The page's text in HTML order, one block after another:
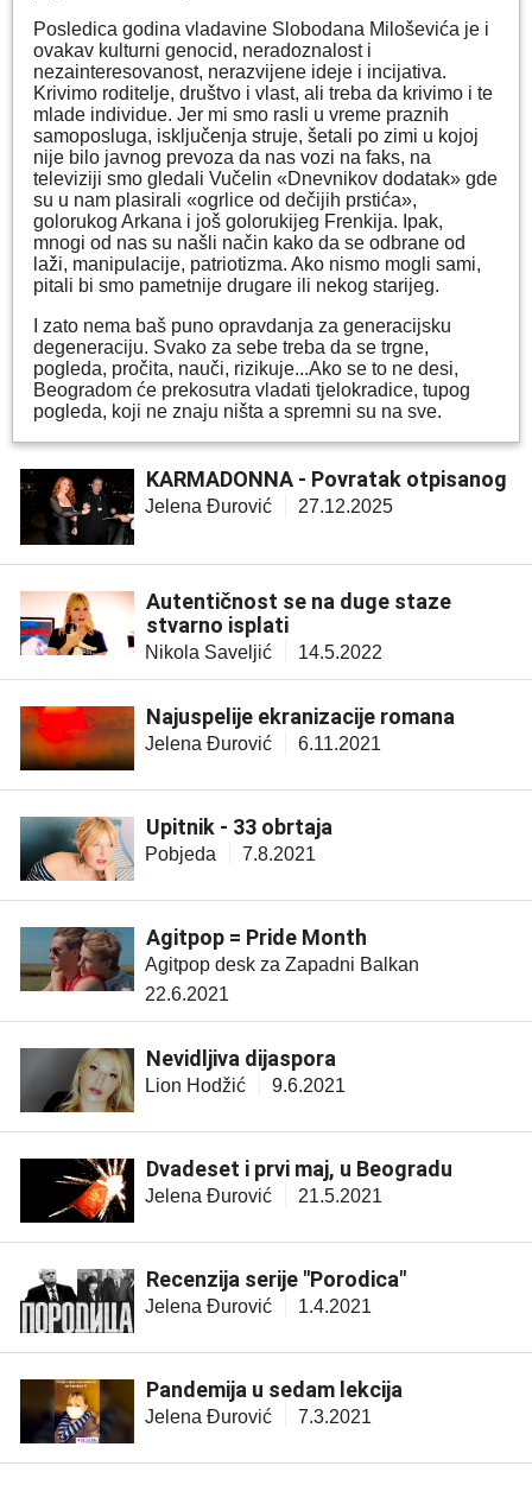
Posledica godina vladavine Slobodana Miloševića je i
ovakav kulturni genocid, neradoznalost i
nezainteresovanost, nerazvijene ideje i incijativa.
Krivimo roditelje, društvo i vlast, ali treba da krivimo i te
mlade individue. Jer mi smo rasli u vreme praznih
samoposluga, isključenja struje, šetali po zimi u kojoj
nije bilo javnog prevoza da nas vozi na faks, na
televiziji smo gledali Vučelin «Dnevnikov dodatak» gde
su u nam plasirali «ogrlice od dečijih prstića»,
golorukog Arkana i još golorukijeg Frenkija. Ipak,
mnogi od nas su našli način kako da se odbrane od
laži, manipulacije, patriotizma. Ako nismo mogli sami,
pitali bi smo pametnije drugare ili nekog starijeg.
I zato nema baš puno opravdanja za generacijsku
degeneraciju. Svako za sebe treba da se trgne,
pogleda, pročita, nauči, rizikuje...Ako se to ne desi,
Beogradom će prekosutra vladati tjelokradice, tupog
pogleda, koji ne znaju ništa a spremni su na sve.
KARMADONNA - Povratak otpisanog
Jelena Đurović 27.12.2025
Autentičnost se na duge staze
stvarno isplati
Nikola Saveljić 14.5.2022
Najuspelije ekranizacije romana
Jelena Đurović 6.11.2021
Upitnik - 33 obrtaja
Pobjeda 7.8.2021
Agitpop = Pride Month
Agitpop desk za Zapadni Balkan
22.6.2021
Nevidljiva dijaspora
Lion Hodžić 9.6.2021
Dvadeset i prvi maj, u Beogradu
Jelena Đurović 21.5.2021
Recenzija serije "Porodica"
Jelena Đurović 1.4.2021
Pandemija u sedam lekcija
Jelena Đurović 7.3.2021